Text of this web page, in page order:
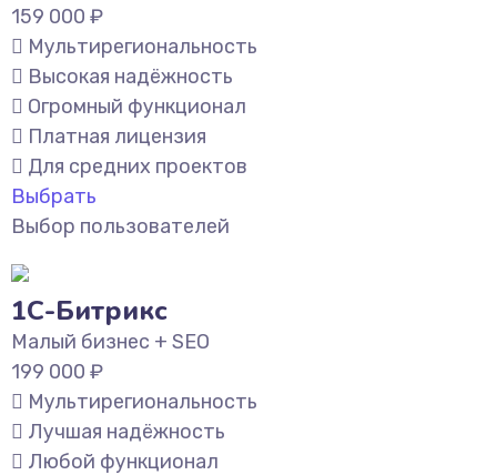
159 000 ₽
Мультирегиональность
Высокая надёжность
Огромный функционал
Платная лицензия
Для средних проектов
Выбрать
Выбор пользователей
1С-Битрикс
Малый бизнес + SEO
199 000 ₽
Мультирегиональность
Лучшая надёжность
Любой функционал